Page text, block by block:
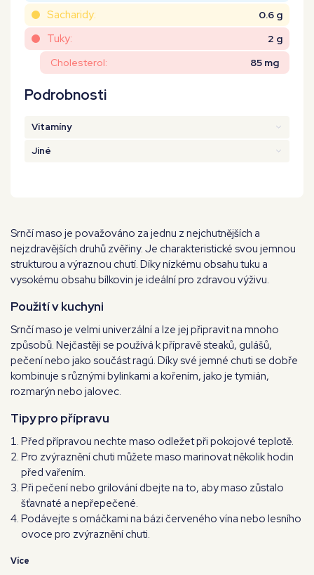
Sacharidy: 0.6 g
Tuky:
2 g
Cholesterol:
85 mg
Podrobnosti
Vitamíny
Jiné
Srnčí maso je považováno za jednu z nejchutnějších a
nejzdravějších druhů zvěřiny. Je charakteristické svou jemnou
strukturou a výraznou chutí. Díky nízkému obsahu tuku a
vysokému obsahu bílkovin je ideální pro zdravou výživu.
Použití v kuchyni
Srnčí maso je velmi univerzální a lze jej připravit na mnoho
způsobů. Nejčastěji se používá k přípravě steaků, gulášů,
pečení nebo jako součást ragú. Díky své jemné chuti se dobře
kombinuje s různými bylinkami a kořením, jako je tymián,
rozmarýn nebo jalovec.
Tipy pro přípravu
Před přípravou nechte maso odležet při pokojové teplotě.
Pro zvýraznění chuti můžete maso marinovat několik hodin
před vařením.
Při pečení nebo grilování dbejte na to, aby maso zůstalo
šťavnaté a nepřepečené.
Podávejte s omáčkami na bázi červeného vína nebo lesního
ovoce pro zvýraznění chuti.
Více